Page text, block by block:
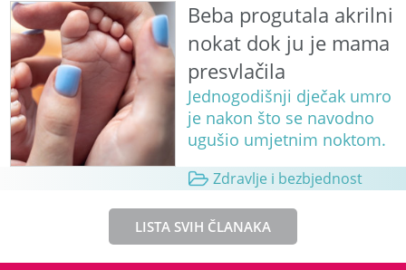
Beba progutala akrilni
nokat dok ju je mama
presvlačila
Jednogodišnji dječak umro
je nakon što se navodno
ugušio umjetnim noktom.
Zdravlje i bezbjednost
LISTA SVIH ČLANAKA